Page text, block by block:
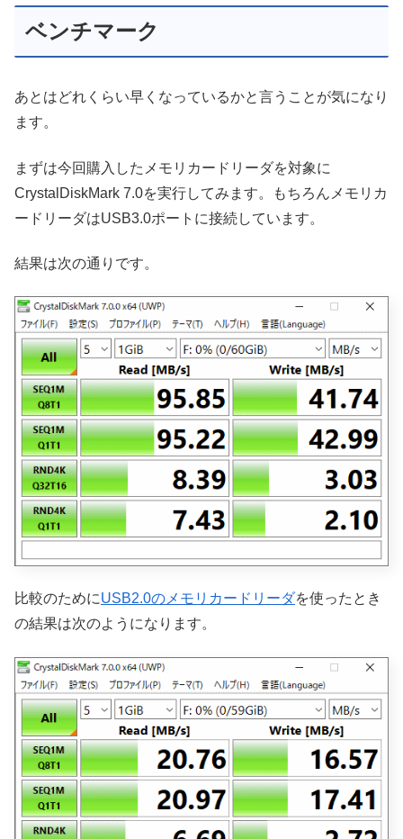
ベンチマーク
あとはどれくらい早くなっているかと言うことが気になり
ます。
まずは今回購入したメモリカードリーダを対象に
CrystalDiskMark 7.0を実行してみます。もちろんメモリカ
ードリーダはUSB3.0ポートに接続しています。
結果は次の通りです。
比較のためにUSB2.0のメモリカードリーダを使ったとき
の結果は次のようになります。